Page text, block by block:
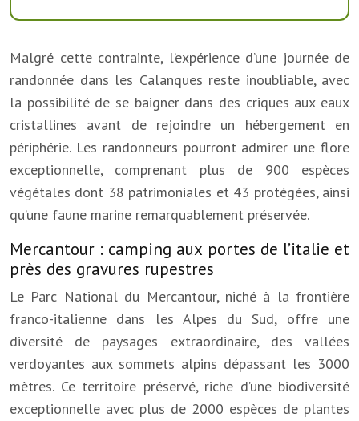
Malgré cette contrainte, l’expérience d’une journée de
randonnée dans les Calanques reste inoubliable, avec
la possibilité de se baigner dans des criques aux eaux
cristallines avant de rejoindre un hébergement en
périphérie. Les randonneurs pourront admirer une flore
exceptionnelle, comprenant plus de 900 espèces
végétales dont 38 patrimoniales et 43 protégées, ainsi
qu’une faune marine remarquablement préservée.
Mercantour : camping aux portes de l’italie et
près des gravures rupestres
Le Parc National du Mercantour, niché à la frontière
franco-italienne dans les Alpes du Sud, offre une
diversité de paysages extraordinaire, des vallées
verdoyantes aux sommets alpins dépassant les 3000
mètres. Ce territoire préservé, riche d’une biodiversité
exceptionnelle avec plus de 2000 espèces de plantes